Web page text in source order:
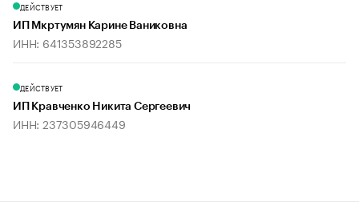
ДЕЙСТВУЕТ
ИП Мкртумян Карине Ваниковна
ИНН: 641353892285
ДЕЙСТВУЕТ
ИП Кравченко Никита Сергеевич
ИНН: 237305946449